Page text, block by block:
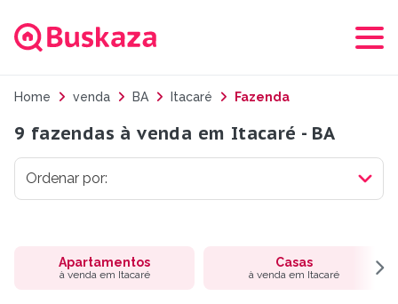
Home venda BA Itacaré Fazenda
9 fazendas à venda em Itacaré - BA
Apartamentos
à venda em Itacaré
Casas
à venda em Itacaré